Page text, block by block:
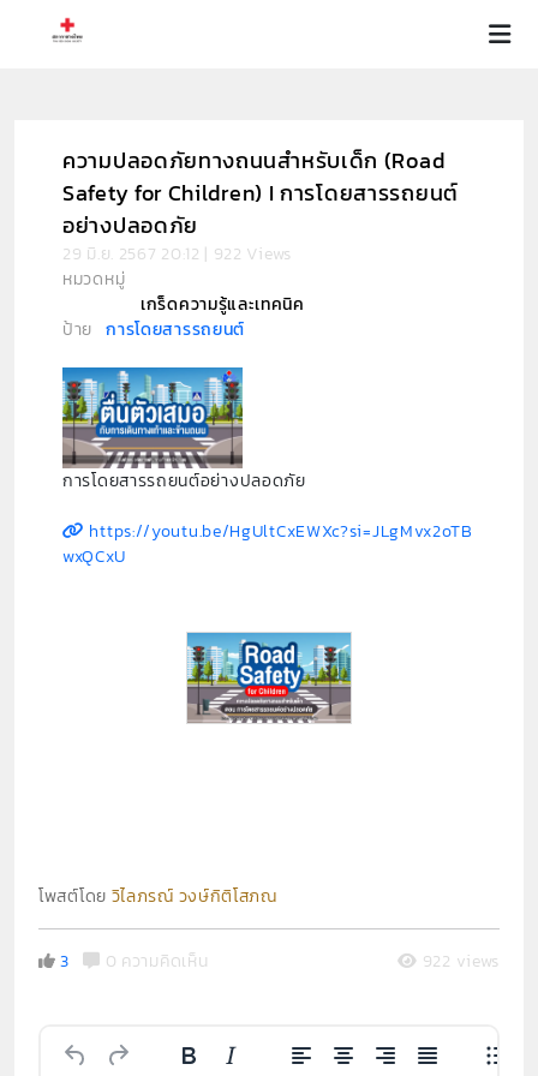
ความปลอดภัยทางถนนสำหรับเด็ก (Road
Safety for Children) I การโดยสารรถยนต์
อย่างปลอดภัย
29 มิ.ย. 2567 20:12 | 922 Views
หมวดหมู่
เกร็ดความรู้และเทคนิค
ป้ายการโดยสารรถยนต์
การโดยสารรถยนต์อย่างปลอดภัย
https://youtu.be/HgUltCxEWXc?si=JLgMvx2oTB
wxQCxU
โพสต์โดย วิไลภรณ์ วงษ์กิติโสภณ
3 0 ความคิดเห็น 922 views